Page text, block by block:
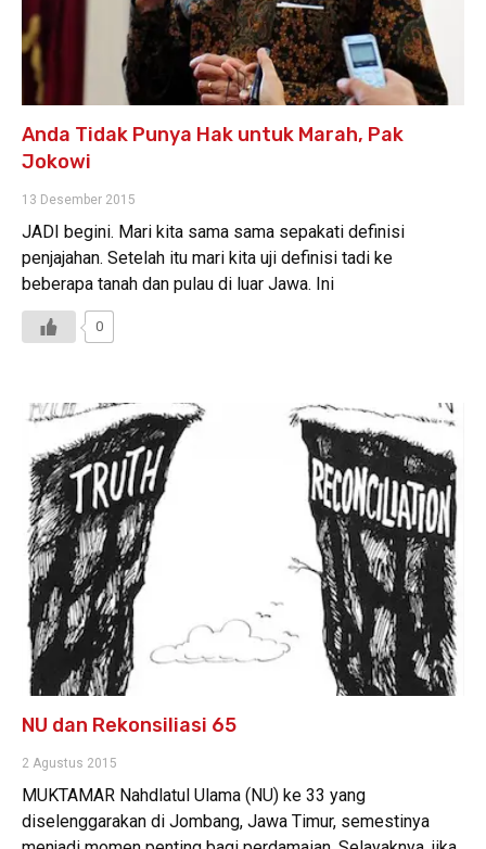
Anda Tidak Punya Hak untuk Marah, Pak
Jokowi
13 Desember 2015
JADI begini. Mari kita sama sama sepakati definisi
penjajahan. Setelah itu mari kita uji definisi tadi ke
beberapa tanah dan pulau di luar Jawa. Ini
0
NU dan Rekonsiliasi 65
2 Agustus 2015
MUKTAMAR Nahdlatul Ulama (NU) ke 33 yang
diselenggarakan di Jombang, Jawa Timur, semestinya